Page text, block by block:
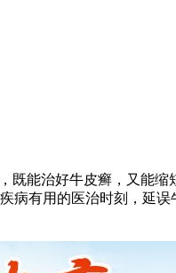
能治好牛皮癣，又能缩
病有用的医治时刻，延